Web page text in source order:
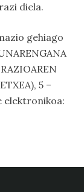
diela.
gehiago
5 –
elektronikoa: